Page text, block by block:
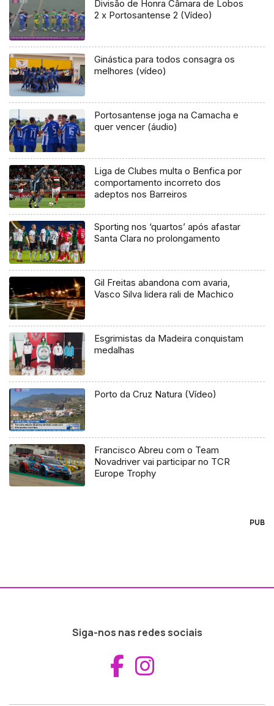
Divisão de Honra Câmara de Lobos
2 x Portosantense 2 (Vídeo)
Ginástica para todos consagra os
melhores (vídeo)
Portosantense joga na Camacha e
quer vencer (áudio)
Liga de Clubes multa o Benfica por
comportamento incorreto dos
adeptos nos Barreiros
Sporting nos ‘quartos’ após afastar
Santa Clara no prolongamento
Gil Freitas abandona com avaria,
Vasco Silva lidera rali de Machico
Esgrimistas da Madeira conquistam
medalhas
Porto da Cruz Natura (Vídeo)
Francisco Abreu com o Team
Novadriver vai participar no TCR
Europe Trophy
PUB
Siga-nos nas redes sociais
Aceder ao